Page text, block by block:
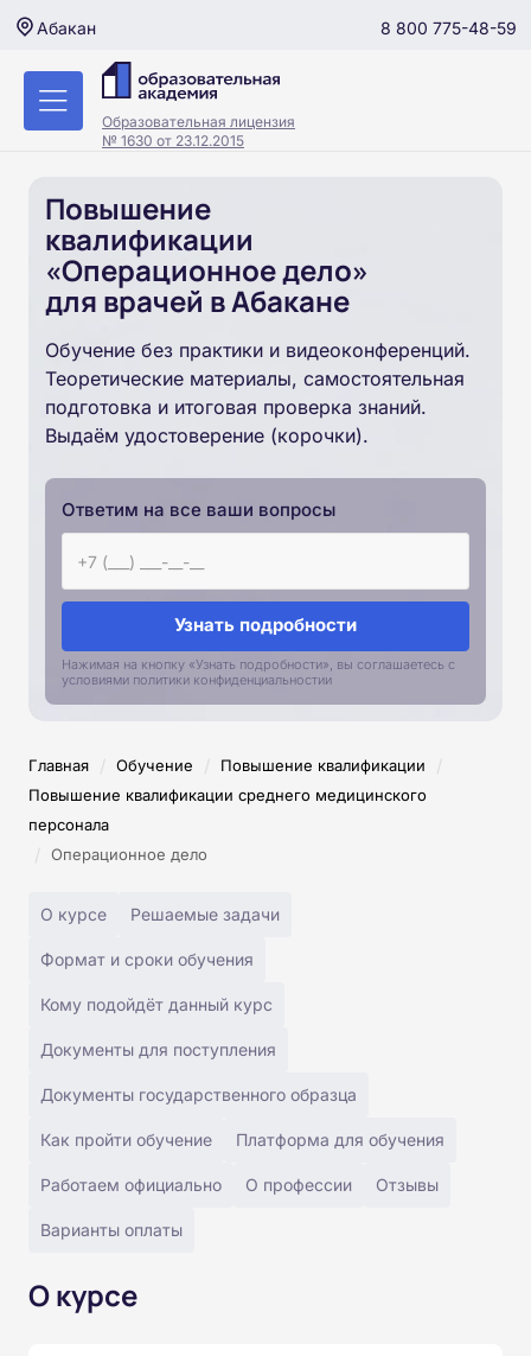
Абакан 8 800 775-48-59
Образовательная лицензия
№ 1630 от 23.12.2015
Повышение
квалификации
«Операционное дело»
для врачей в Абакане
Обучение без практики и видеоконференций.
Теоретические материалы, самостоятельная
подготовка и итоговая проверка знаний.
Выдаём удостоверение (корочки).
Ответим на все ваши вопросы
Узнать подробности
Нажимая на кнопку «Узнать подробности», вы соглашаетесь с
условиями политики конфиденциальностии
Главная / Обучение / Повышение квалификации /
Повышение квалификации среднего медицинского
персонала
/ Операционное дело
О курсе Решаемые задачи
Формат и сроки обучения
Кому подойдёт данный курс
Документы для поступления
Документы государственного образца
Как пройти обучение Платформа для обучения
Работаем официально О профессии Отзывы
Варианты оплаты
О курсе